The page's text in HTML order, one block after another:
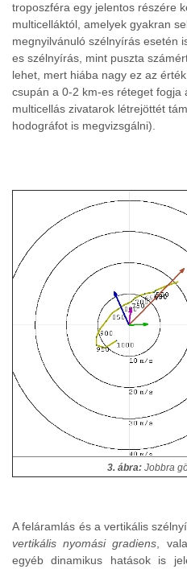
troposzféra egy jelentos részére
multicelláktól, amelyek gyakran
megnyilvánuló szélnyírás esetén
es szélnyírás, mint puszta
lehet, mert hiába nagy ez az
csupán a 0-2 km-es réteget fogja
multicellás zivatarok létrejöttét
hodográfot is megvizsgálni).
3. ábra: Jobbra
A feláramlás és a vertikális
vertikális nyomási gradiens ,
egyéb dinamikus hatások is